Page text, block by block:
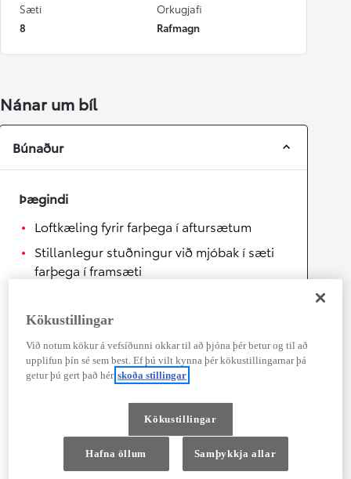
Sæti
8
Orkugjafi
Rafmagn
Nánar um bíl
Búnaður
Þægindi
Loftkæling fyrir farþega í aftursætum
Stillanlegur stuðningur við mjóbak í sæti
farþega í framsæti
Ökumannssæti með hæðarstillingu
Lesljós fyrir aðra sætaröð (með perum)
Stillanlegur stuðningur við mjóbak í
ökumannssæti
Ljós í miðrými (með perum)
Hiti í framsætum
Kökustillingar
Við notum kökur á vefsíðunni okkar til að þjóna þér betur og til að
upplifun þín sé sem best. Ef þú vilt kynna þér kökustillingarnar þá
getur þú gert það hér skoða stillingar
Kökustillingar
Hafna öllum Samþykkja allar